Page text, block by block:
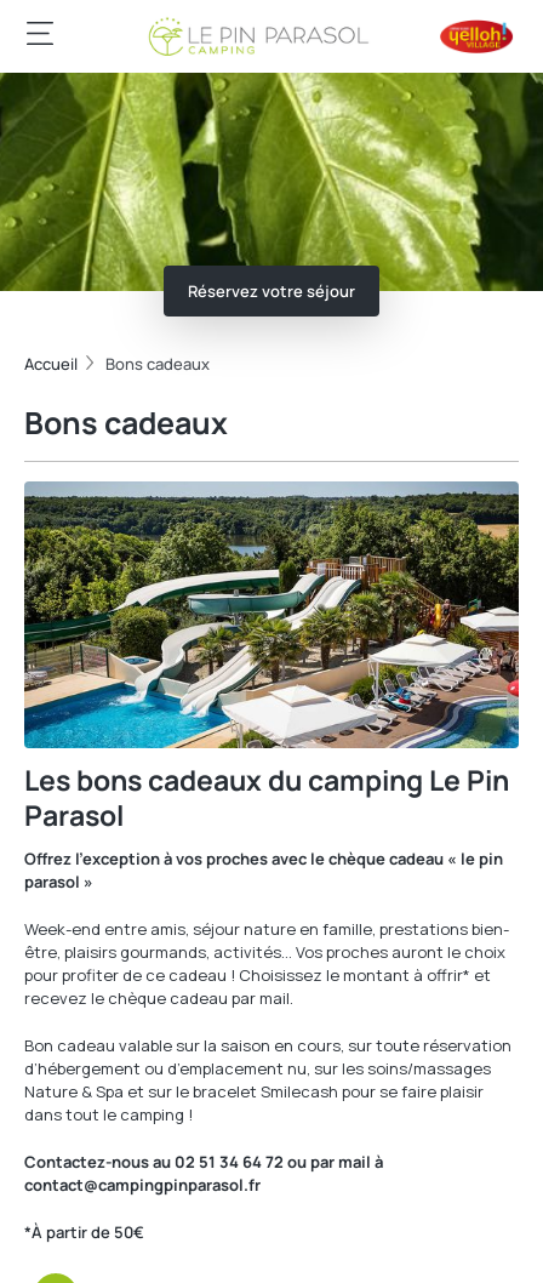
Réservez votre séjour
Accueil Bons cadeaux
Bons cadeaux
Les bons cadeaux du camping Le Pin
Parasol
Offrez l’exception à vos proches avec le chèque cadeau « le pin
parasol »
Week-end entre amis, séjour nature en famille, prestations bien-
être, plaisirs gourmands, activités… Vos proches auront le choix
pour profiter de ce cadeau ! Choisissez le montant à offrir* et
recevez le chèque cadeau par mail.
Bon cadeau valable sur la saison en cours, sur toute réservation
d’hébergement ou d’emplacement nu, sur les soins/massages
Nature & Spa et sur le bracelet Smilecash pour se faire plaisir
dans tout le camping !
Contactez-nous au 02 51 34 64 72 ou par mail à
contact@campingpinparasol.fr
*À partir de 50€